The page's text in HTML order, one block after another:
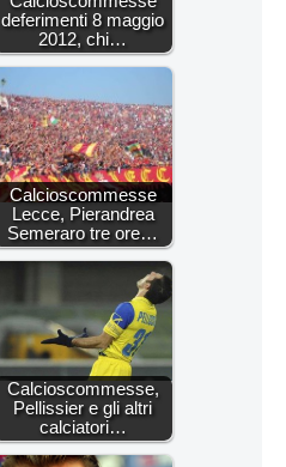
deferimenti 8 maggio
2012, chi…
Calcioscommesse
Lecce, Pierandrea
Semeraro tre ore…
Calcioscommesse,
Pellissier e gli altri
calciatori…